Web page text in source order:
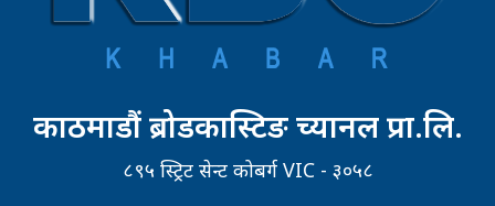
काठमाडौं ब्रोडकास्टिङ च्यानल प्रा.लि.
८९५ स्ट्रिट सेन्ट कोबर्ग VIC - ३०५८